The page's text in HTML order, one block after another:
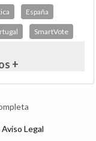
España
SmartVote
+
Aviso Legal